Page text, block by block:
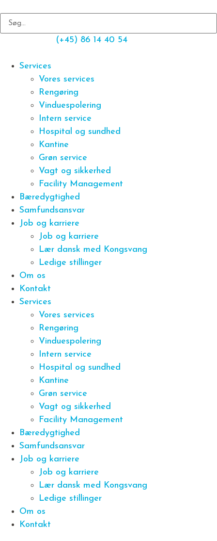
(+45) 86 14 40 54
Services
Vores services
Rengøring
Vinduespolering
Intern service
Hospital og sundhed
Kantine
Grøn service
Vagt og sikkerhed
Facility Management
Bæredygtighed
Samfundsansvar
Job og karriere
Job og karriere
Lær dansk med Kongsvang
Ledige stillinger
Om os
Kontakt
Services
Vores services
Rengøring
Vinduespolering
Intern service
Hospital og sundhed
Kantine
Grøn service
Vagt og sikkerhed
Facility Management
Bæredygtighed
Samfundsansvar
Job og karriere
Job og karriere
Lær dansk med Kongsvang
Ledige stillinger
Om os
Kontakt